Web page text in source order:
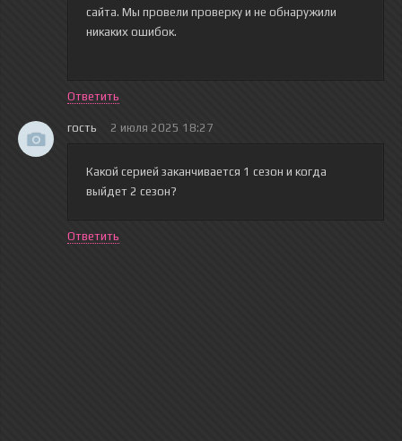
сайта. Мы провели проверку и не обнаружили
никаких ошибок.
Ответить
гость 2 июля 2025 18:27
Какой серией заканчивается 1 сезон и когда
выйдет 2 сезон?
Ответить